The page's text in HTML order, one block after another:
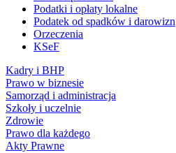
Podatki i opłaty lokalne
Podatek od spadków i darowizn
Orzeczenia
KSeF
Kadry i BHP
Prawo w biznesie
Samorząd i administracja
Szkoły i uczelnie
Zdrowie
Prawo dla każdego
Akty Prawne